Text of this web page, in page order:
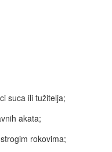
suca ili tužitelja;
akata;
rokovima;